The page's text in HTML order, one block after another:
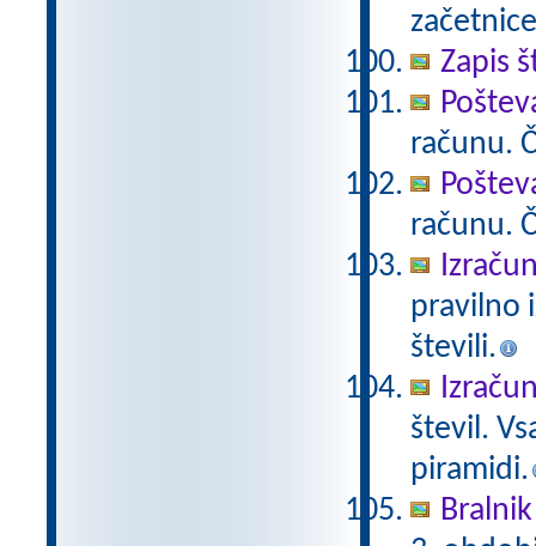
Zapis
računu.
računu.
pravilno
števili.
števil.
piramidi.